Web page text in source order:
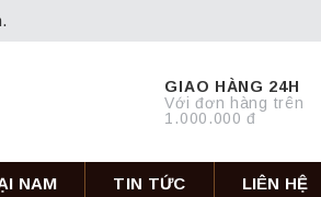
GIAO HÀNG 24H
Với đơn hàng trên
1.000.000 đ
NAM TIN TỨC LIÊN HỆ